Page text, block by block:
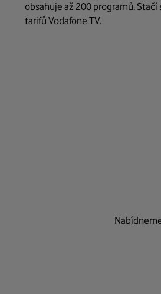
obsahuje až 200 programů.
tarifů Vodafone TV.